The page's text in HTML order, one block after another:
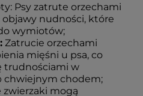
Psy zatrute orzechami
nudności, które
wymiotów;
: Zatrucie orzechami
mięśni u psa, co
trudnościami w
chwiejnym chodem;
zwierzaki mogą